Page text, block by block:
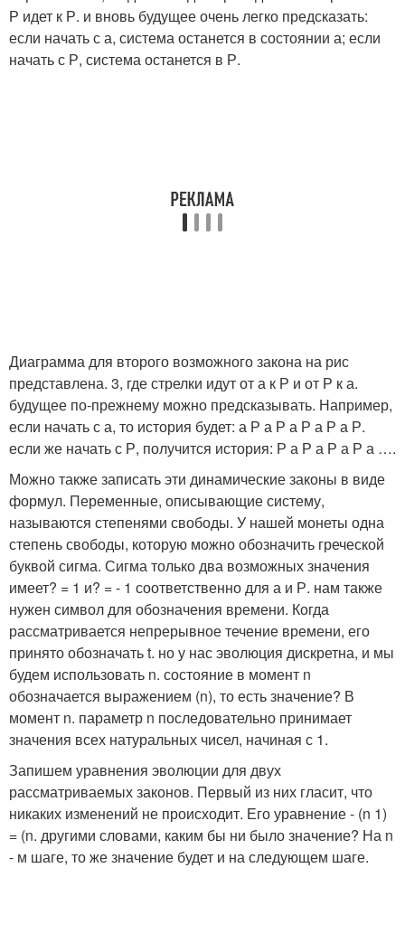
Р идет к Р. и вновь будущее очень легко предсказать:
если начать с а, система останется в состоянии а; если
начать с Р, система останется в Р.
Диаграмма для второго возможного закона на рис
представлена. 3, где стрелки идут от а к Р и от Р к а.
будущее по-прежнему можно предсказывать. Например,
если начать с а, то история будет: а Р а Р а Р а Р а Р.
если же начать с Р, получится история: Р а Р а Р а Р а ….
Можно также записать эти динамические законы в виде
формул. Переменные, описывающие систему,
называются степенями свободы. У нашей монеты одна
степень свободы, которую можно обозначить греческой
буквой сигма. Сигма только два возможных значения
имеет? = 1 и? = - 1 соответственно для а и Р. нам также
нужен символ для обозначения времени. Когда
рассматривается непрерывное течение времени, его
принято обозначать t. но у нас эволюция дискретна, и мы
будем использовать n. состояние в момент n
обозначается выражением (n), то есть значение? В
момент n. параметр n последовательно принимает
значения всех натуральных чисел, начиная с 1.
Запишем уравнения эволюции для двух
рассматриваемых законов. Первый из них гласит, что
никаких изменений не происходит. Его уравнение - (n 1)
= (n. другими словами, каким бы ни было значение? На n
- м шаге, то же значение будет и на следующем шаге.